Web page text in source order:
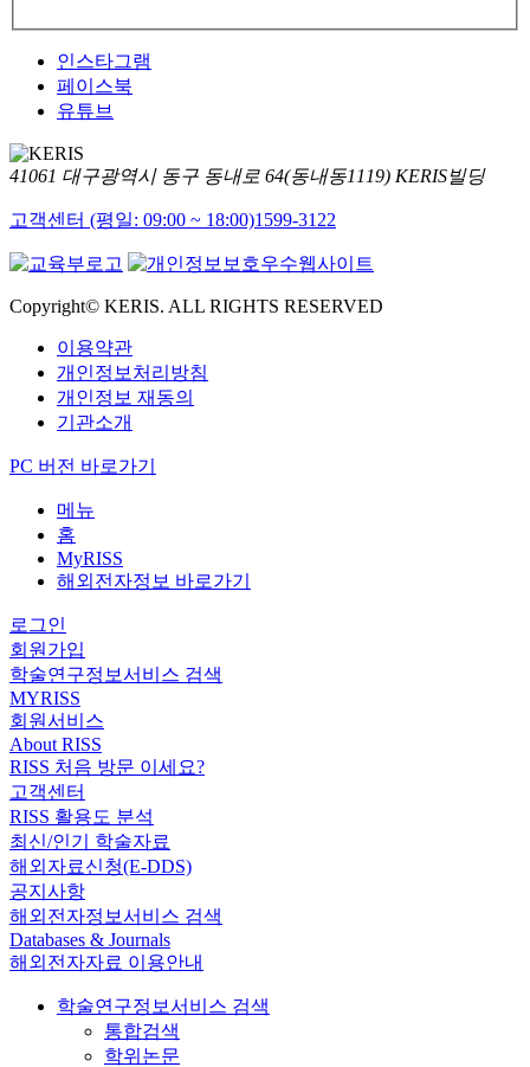
인스타그램
페이스북
유튜브
41061 대구광역시 동구 동내로 64(동내동1119) KERIS빌딩
고객센터 (평일: 09:00 ~ 18:00)1599-3122
Copyright© KERIS. ALL RIGHTS RESERVED
이용약관
개인정보처리방침
개인정보 재동의
기관소개
PC 버전 바로가기
메뉴
홈
MyRISS
해외전자정보 바로가기
로그인
회원가입
학술연구정보서비스 검색
MYRISS
회원서비스
About RISS
RISS 처음 방문 이세요?
고객센터
RISS 활용도 분석
최신/인기 학술자료
해외자료신청(E-DDS)
공지사항
해외전자정보서비스 검색
Databases & Journals
해외전자자료 이용안내
학술연구정보서비스 검색
통합검색
학위논문